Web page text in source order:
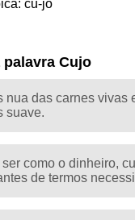
cu-jo
palavra Cujo
nua das carnes vivas
suave.
como o dinheiro,
de termos